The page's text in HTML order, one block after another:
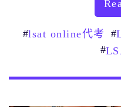
#lsat online代考 #
#